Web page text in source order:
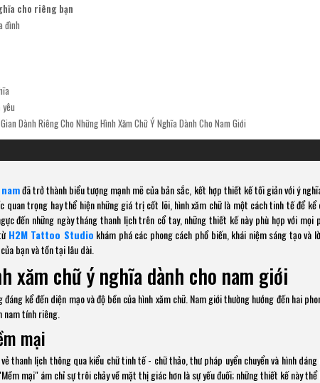
cho riêng bạn
đình
Dành Riêng Cho Những Hình Xăm Chữ Ý Nghĩa Dành Cho Nam Giới
đã trở thành biểu tượng mạnh mẽ của bản sắc, kết hợp thiết kế tối giản với ý
quan trọng hay thể hiện những giá trị cốt lõi, hình xăm chữ là một cách tinh tế để kể
đến những ngày tháng thanh lịch trên cổ tay, những thiết kế này phù hợp với mọi
H2M Tattoo Studio khám phá các phong cách phổ biến, khái niệm sáng tạo và
bạn và tồn tại lâu dài.
xăm chữ ý nghĩa dành cho nam giới
đáng kể đến diện mạo và độ bền của hình xăm chữ. Nam giới thường hướng đến hai
nam tính riêng.
mại
thanh lịch thông qua kiểu chữ tinh tế - chữ thảo, thư pháp uyển chuyển và hình
mại" ám chỉ sự trôi chảy về mặt thị giác hơn là sự yếu đuối; những thiết kế này thể